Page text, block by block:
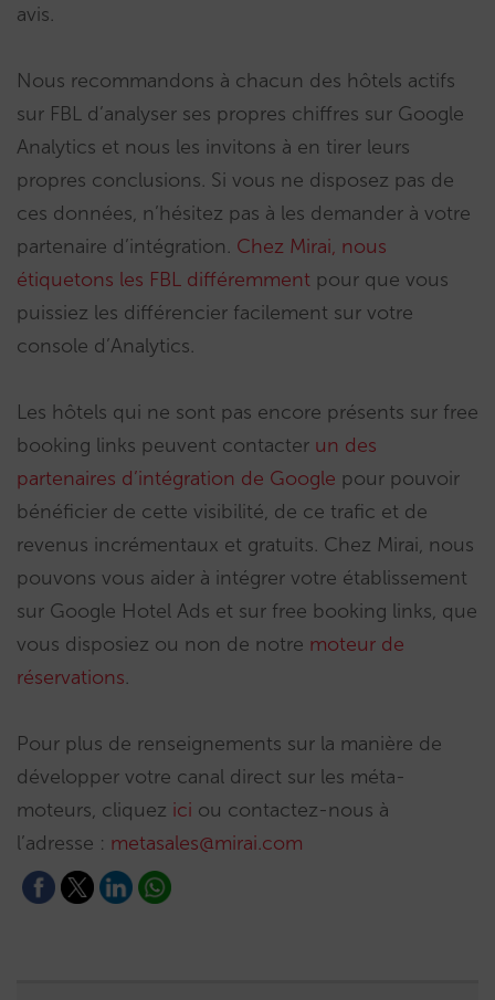
avis.
Nous recommandons à chacun des hôtels actifs
sur FBL d’analyser ses propres chiffres sur Google
Analytics et nous les invitons à en tirer leurs
propres conclusions. Si vous ne disposez pas de
ces données, n’hésitez pas à les demander à votre
partenaire d’intégration. Chez Mirai, nous
étiquetons les FBL différemment pour que vous
puissiez les différencier facilement sur votre
console d’Analytics.
Les hôtels qui ne sont pas encore présents sur free
booking links peuvent contacter un des
partenaires d’intégration de Google pour pouvoir
bénéficier de cette visibilité, de ce trafic et de
revenus incrémentaux et gratuits. Chez Mirai, nous
pouvons vous aider à intégrer votre établissement
sur Google Hotel Ads et sur free booking links, que
vous disposiez ou non de notre moteur de
réservations.
Pour plus de renseignements sur la manière de
développer votre canal direct sur les méta-
moteurs, cliquez ici ou contactez-nous à
l’adresse : metasales@mirai.com